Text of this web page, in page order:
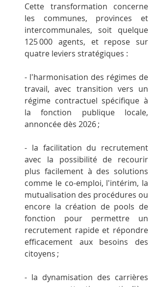
Cette transformation concerne
les communes, provinces et
intercommunales, soit quelque
125 000 agents, et repose sur
quatre leviers stratégiques :
- l'harmonisation des régimes de
travail, avec transition vers un
régime contractuel spécifique à
la fonction publique locale,
annoncée dès 2026 ;
- la facilitation du recrutement
avec la possibilité de recourir
plus facilement à des solutions
comme le co-emploi, l'intérim, la
mutualisation des procédures ou
encore la création de pools de
fonction pour permettre un
recrutement rapide et répondre
efficacement aux besoins des
citoyens ;
- la dynamisation des carrières